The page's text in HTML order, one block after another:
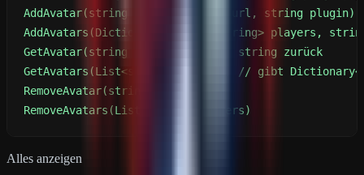
RemoveAvatars(List<string> players)
Alles anzeigen